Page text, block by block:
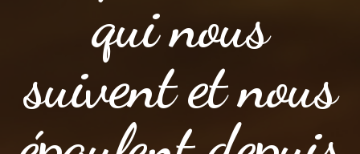
qui nous
suivent et nous